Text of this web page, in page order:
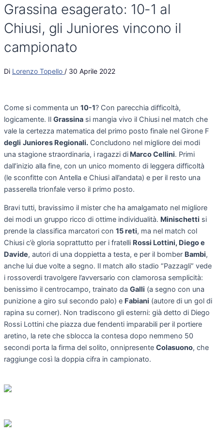
Grassina esagerato: 10-1 al
Chiusi, gli Juniores vincono il
campionato
Di Lorenzo Topello / 30 Aprile 2022
Come si commenta un 10-1? Con parecchia difficoltà,
logicamente. Il Grassina si mangia vivo il Chiusi nel match che
vale la certezza matematica del primo posto finale nel Girone F
degli Juniores Regionali. Concludono nel migliore dei modi
una stagione straordinaria, i ragazzi di Marco Cellini. Primi
dall’inizio alla fine, con un unico momento di leggera difficoltà
(le sconfitte con Antella e Chiusi all’andata) e per il resto una
passerella trionfale verso il primo posto.
Bravi tutti, bravissimo il mister che ha amalgamato nel migliore
dei modi un gruppo ricco di ottime individualità. Minischetti si
prende la classifica marcatori con 15 reti, ma nel match col
Chiusi c’è gloria soprattutto per i fratelli Rossi Lottini, Diego e
Davide, autori di una doppietta a testa, e per il bomber Bambi,
anche lui due volte a segno. Il match allo stadio “Pazzagli” vede
i rossoverdi travolgere l’avversario con clamorosa semplicità:
benissimo il centrocampo, trainato da Galli (a segno con una
punizione a giro sul secondo palo) e Fabiani (autore di un gol di
rapina su corner). Non tradiscono gli esterni: già detto di Diego
Rossi Lottini che piazza due fendenti imparabili per il portiere
aretino, la rete che sblocca la contesa dopo nemmeno 50
secondi porta la firma del solito, onnipresente Colasuono, che
raggiunge così la doppia cifra in campionato.